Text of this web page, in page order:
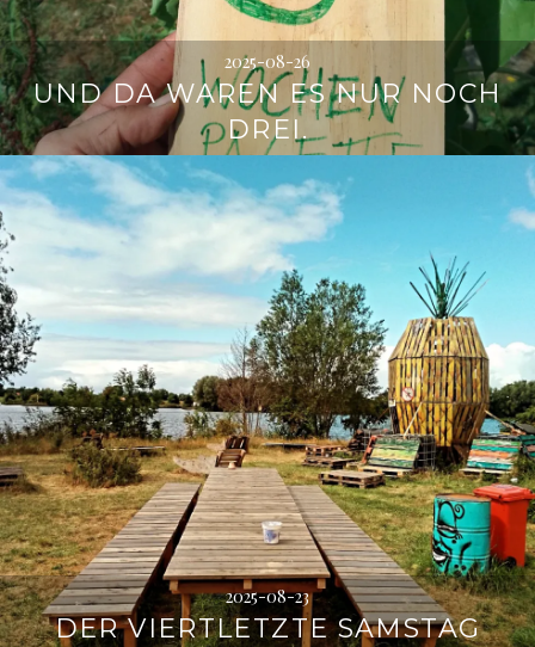
2025-08-26
UND DA WAREN ES NUR NOCH
DREI.
2025-08-23
DER VIERTLETZTE SAMSTAG